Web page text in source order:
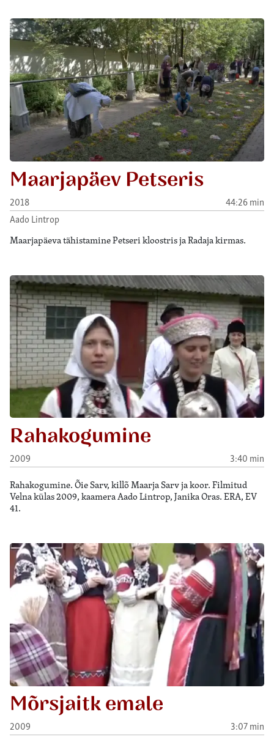
Maarjapäev Petseris
2018
44:26 min
Aado Lintrop
Maarjapäeva tähistamine Petseri kloostris ja Radaja kirmas.
Rahakogumine
2009 3:40 min
Rahakogumine. Õie Sarv, killõ Maarja Sarv ja koor. Filmitud
Velna külas 2009, kaamera Aado Lintrop, Janika Oras. ERA, EV
41.
Mõrsjaitk emale
2009 3:07 min